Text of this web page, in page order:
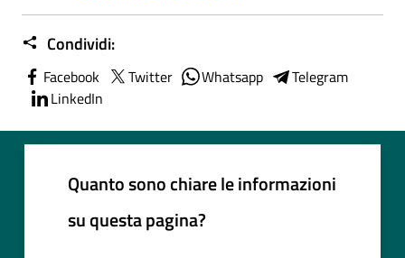
Condividi:
Facebook Twitter Whatsapp
Telegram
LinkedIn
Quanto sono chiare le informazioni
su questa pagina?